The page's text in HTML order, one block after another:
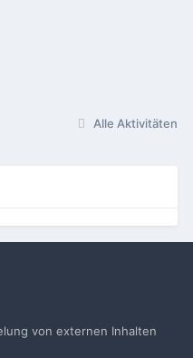
Alle Aktivitäten
von externen Inhalten